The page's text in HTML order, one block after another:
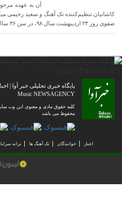
آن به عهده
کاشانیان تنظیم‌کننده تک آهنگ و سعید رحیمی میکس
صفوی روز ۲۳ اردیبهشت سال ۹۸، در سن ۳۶ سالگی به دلیل بیماری ...
Music NEWSAGENCY
کلیه حقوق مادی و معنوی این وب سایت
محفوظ می باشد
خوانندگان تک آهنگ ها ترانه سرایان